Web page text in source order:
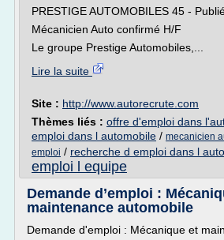
PRESTIGE AUTOMOBILES 45 -
Mécanicien Auto confirmé H/F
Le groupe Prestige Automobiles,...
Lire la suite
Site : http://www.autorecrute.com
Thèmes liés : offre d'emploi dans
emploi dans l automobile / mecanicien
emploi / recherche d emploi dans l
emploi l equipe
Demande d’emploi :
maintenance automobile
Demande d'emploi : Mécanique et